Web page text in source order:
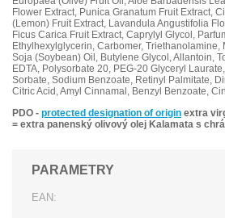
Flower Extract, Punica Granatum Fruit Extract,
(Lemon) Fruit Extract, Lavandula Angustifolia
Ficus Carica Fruit Extract, Caprylyl Glycol,
Ethylhexylglycerin, Carbomer, Triethanolamine,
Soja (Soybean) Oil, Butylene Glycol, Allantoin,
EDTA, Polysorbate 20, PEG-20 Glyceryl
Sorbate, Sodium Benzoate, Retinyl Palmitate,
Citric Acid, Amyl Cinnamal, Benzyl Benzoate,
PDO - protected designation of origin extra
= extra panenský olivový olej Kalamata s
PARAMETRY
EAN: